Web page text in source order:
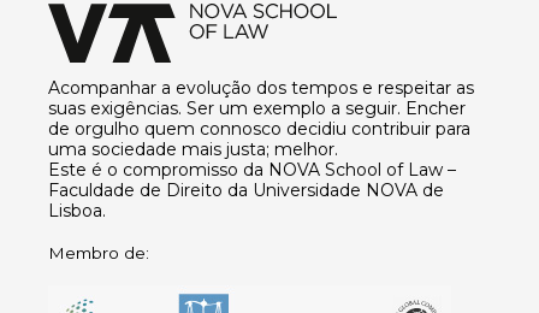
Acompanhar a evolução dos tempos e respeitar as
suas exigências. Ser um exemplo a seguir. Encher
de orgulho quem connosco decidiu contribuir para
uma sociedade mais justa; melhor.
Este é o compromisso da NOVA School of Law –
Faculdade de Direito da Universidade NOVA de
Lisboa.
Membro de: